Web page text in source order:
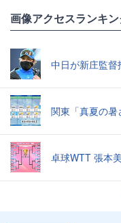
画像アクセスランキ
中日が新庄監
関東「真夏の
卓球WTT 張本